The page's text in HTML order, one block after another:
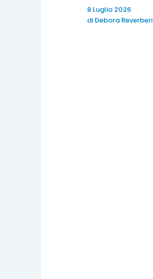
8 Luglio 2026
di Debora Reverberi